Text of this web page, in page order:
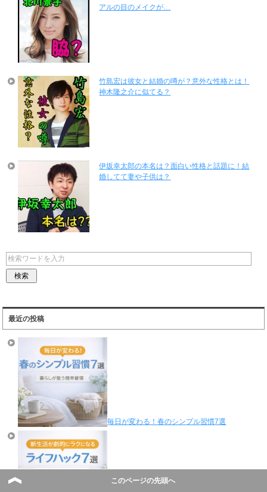
アルの目のメイクが…
竹島宏は彼女と結婚の噂が？意外な性格とは！
神木隆之介に似てる？
伊坂幸太郎の本名は？面白い性格と話題に！結
婚してて妻や子供は？
最近の投稿
毎日が変わる！春のシンプル習慣7選
このページの先頭へ